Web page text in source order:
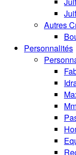
Autres
Personnalités